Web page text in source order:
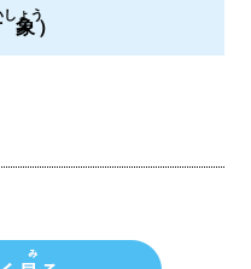
象
しょう
）